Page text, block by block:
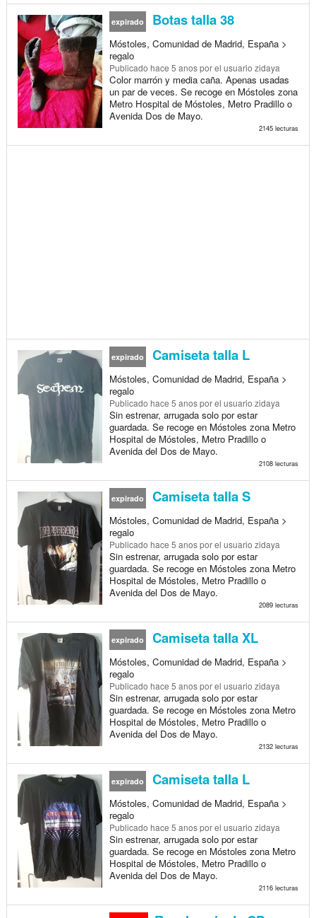
expirado Botas talla 38
Móstoles, Comunidad de Madrid, España >
regalo
Publicado hace 5 anospor el usuario zidaya
Color marrón y media caña. Apenas usadas
un par de veces. Se recoge en Móstoles zona
Metro Hospital de Móstoles, Metro Pradillo o
Avenida Dos de Mayo.
2145 lecturas
expirado Camiseta talla L
Móstoles, Comunidad de Madrid, España >
regalo
Publicado hace 5 anospor el usuario zidaya
Sin estrenar, arrugada solo por estar
guardada. Se recoge en Móstoles zona Metro
Hospital de Móstoles, Metro Pradillo o
Avenida del Dos de Mayo.
2108 lecturas
expirado Camiseta talla S
Móstoles, Comunidad de Madrid, España >
regalo
Publicado hace 5 anospor el usuario zidaya
Sin estrenar, arrugada solo por estar
guardada. Se recoge en Móstoles zona Metro
Hospital de Móstoles, Metro Pradillo o
Avenida del Dos de Mayo.
2089 lecturas
expirado Camiseta talla XL
Móstoles, Comunidad de Madrid, España >
regalo
Publicado hace 5 anospor el usuario zidaya
Sin estrenar, arrugada solo por estar
guardada. Se recoge en Móstoles zona Metro
Hospital de Móstoles, Metro Pradillo o
Avenida del Dos de Mayo.
2132 lecturas
expirado Camiseta talla L
Móstoles, Comunidad de Madrid, España >
regalo
Publicado hace 5 anospor el usuario zidaya
Sin estrenar, arrugada solo por estar
guardada. Se recoge en Móstoles zona Metro
Hospital de Móstoles, Metro Pradillo o
Avenida del Dos de Mayo.
2116 lecturas